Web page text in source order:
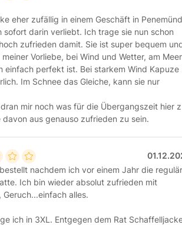
eher zufällig in einem Geschäft in
sofort darin verliebt. Ich trage sie nun schon
zufrieden damit. Sie ist super bequem
Vorliebe, bei Wind und Wetter, am Meer
einfach perfekt ist. Bei starkem Wind Kapuze
Im Schnee das Gleiche, kann sie nur
mir noch was für die Übergangszeit hier
aus genauso zufrieden zu sein.
nachdem ich vor einem Jahr die
Ich bin wieder absolut zufrieden mit
Geruch...einfach alles.
ich in 3XL. Entgegen dem Rat